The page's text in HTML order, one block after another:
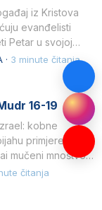
iz Kristova
evanđelisti
Petar u svojoj
· 3 minute čitanja
16-19
kobne
primjereno
mučeni mnoštvom
čitanja